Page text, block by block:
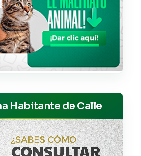
Habitante de Calle